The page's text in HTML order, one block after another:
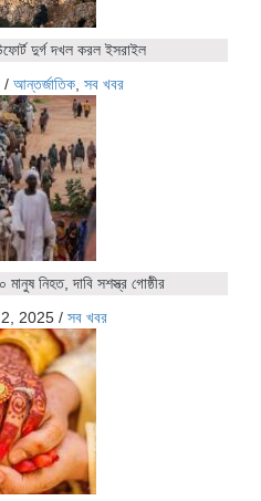
দুর্গ দখল করল ইসরাইল
/ আন্তর্জাতিক, সব খবর
নিহত, দাবি সশস্ত্র গোষ্ঠীর
2025 / সব খবর